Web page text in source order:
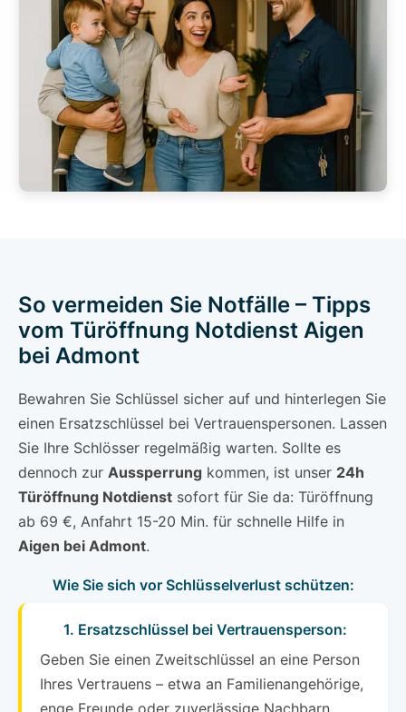
So vermeiden Sie Notfälle – Tipps
vom Türöffnung Notdienst Aigen
bei Admont
Bewahren Sie Schlüssel sicher auf und hinterlegen Sie
einen Ersatzschlüssel bei Vertrauenspersonen. Lassen
Sie Ihre Schlösser regelmäßig warten. Sollte es
dennoch zur Aussperrung kommen, ist unser 24h
Türöffnung Notdienst sofort für Sie da: Türöffnung
ab 69 €, Anfahrt 15-20 Min. für schnelle Hilfe in
Aigen bei Admont.
Wie Sie sich vor Schlüsselverlust schützen:
1. Ersatzschlüssel bei Vertrauensperson:
Geben Sie einen Zweitschlüssel an eine Person
Ihres Vertrauens – etwa an Familienangehörige,